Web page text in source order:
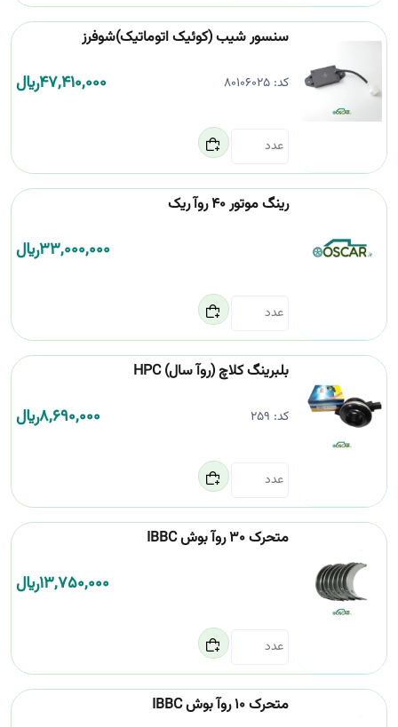
سنسور شیب (کوئیک اتوماتیک)شوفرز
کد:80106025
47,410,000﷼
رینگ موتور 40 روآ ریک
33,000,000﷼
بلبرینگ کلاچ (روآ سال) HPC
کد: 259
8,690,000﷼
متحرک 30 روآ بوش IBBC
13,750,000﷼
متحرک 10 روآ بوش IBBC